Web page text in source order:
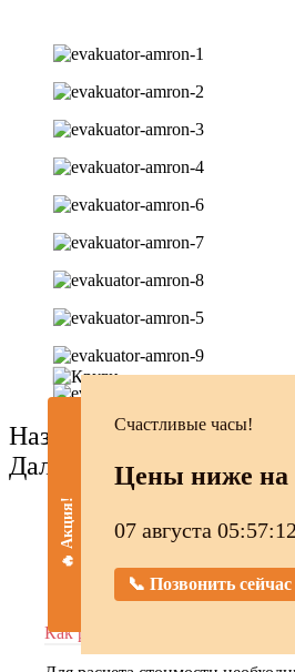
🔥 Акция!
Счастливые часы!
Цены ниже на
07 августа 05:57:13
📞 Позвонить сейчас
Назад
Далее
проезде нам часто
Как рассчитать стоимость